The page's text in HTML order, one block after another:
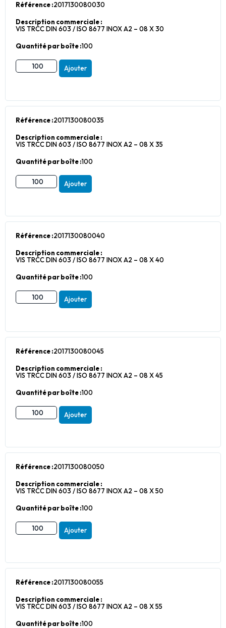
Référence :2017130080030
Description commerciale :
VIS TRCC DIN 603 / ISO 8677 INOX A2 – 08 X 30
Quantité par boîte :100
Ajouter
Référence :2017130080035
Description commerciale :
VIS TRCC DIN 603 / ISO 8677 INOX A2 – 08 X 35
Quantité par boîte :100
Ajouter
Référence :2017130080040
Description commerciale :
VIS TRCC DIN 603 / ISO 8677 INOX A2 – 08 X 40
Quantité par boîte :100
Ajouter
Référence :2017130080045
Description commerciale :
VIS TRCC DIN 603 / ISO 8677 INOX A2 – 08 X 45
Quantité par boîte :100
Ajouter
Référence :2017130080050
Description commerciale :
VIS TRCC DIN 603 / ISO 8677 INOX A2 – 08 X 50
Quantité par boîte :100
Ajouter
Référence :2017130080055
Description commerciale :
VIS TRCC DIN 603 / ISO 8677 INOX A2 – 08 X 55
Quantité par boîte :100